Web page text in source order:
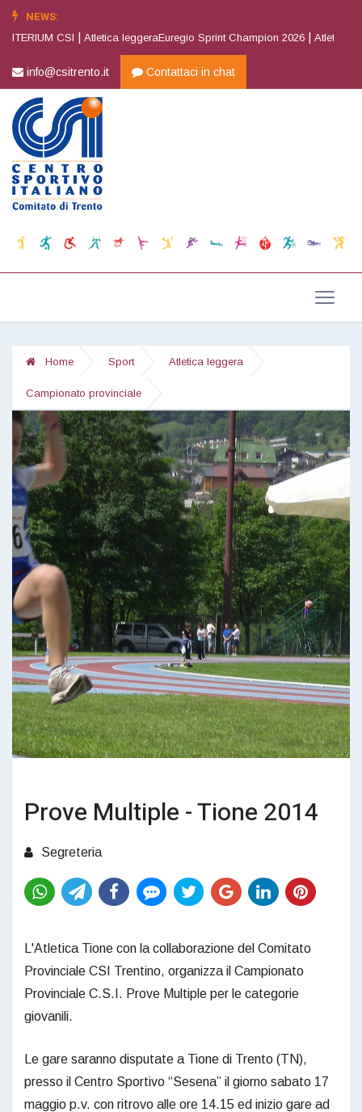
NEWS:
CSI |Atletica leggeraEuregio Sprint Champion 2026 |Atletica
info@csitrento.it Contattaci in chat
Home Sport Atletica leggera
Campionato provinciale
Prove Multiple - Tione 2014
Segreteria
L'Atletica Tione con la collaborazione del Comitato
Provinciale CSI Trentino, organizza il Campionato
Provinciale C.S.I. Prove Multiple per le categorie
giovanili.
Le gare saranno disputate a Tione di Trento (TN),
presso il Centro Sportivo “Sesena” il giorno sabato 17
maggio p.v. con ritrovo alle ore 14.15 ed inizio gare ad